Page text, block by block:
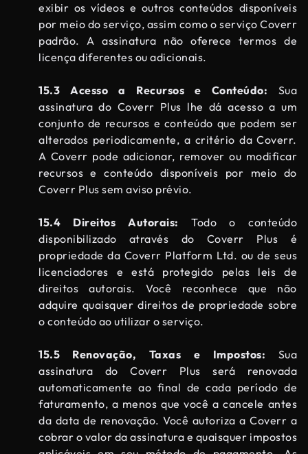
exibir os vídeos e outros conteúdos disponíveis
por meio do serviço, assim como o serviço Coverr
padrão. A assinatura não oferece termos de
licença diferentes ou adicionais.
15.3 Acesso a Recursos e Conteúdo: Sua
assinatura do Coverr Plus lhe dá acesso a um
conjunto de recursos e conteúdo que podem ser
alterados periodicamente, a critério da Coverr.
A Coverr pode adicionar, remover ou modificar
recursos e conteúdo disponíveis por meio do
Coverr Plus sem aviso prévio.
15.4 Direitos Autorais: Todo o conteúdo
disponibilizado através do Coverr Plus é
propriedade da Coverr Platform Ltd. ou de seus
licenciadores e está protegido pelas leis de
direitos autorais. Você reconhece que não
adquire quaisquer direitos de propriedade sobre
o conteúdo ao utilizar o serviço.
15.5 Renovação, Taxas e Impostos: Sua
assinatura do Coverr Plus será renovada
automaticamente ao final de cada período de
faturamento, a menos que você a cancele antes
da data de renovação. Você autoriza a Coverr a
cobrar o valor da assinatura e quaisquer impostos